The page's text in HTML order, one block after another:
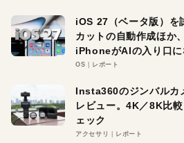
iOS 27（ベータ版）を
カットの自動作成ほか
iPhoneがAIの入り口に
OS レポート
Insta360のジンバル
レビュー。4K／8K比
ェック
アクセサリ レポート